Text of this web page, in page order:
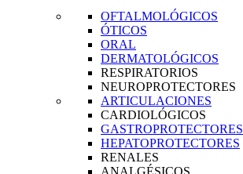
OFTALMOLÓGICOS
ÓTICOS
ORAL
DERMATOLÓGICOS
RESPIRATORIOS
NEUROPROTECTORES
ARTICULACIONES
CARDIOLÓGICOS
GASTROPROTECTORES
HEPATOPROTECTORES
RENALES
ANALGÉSICOS